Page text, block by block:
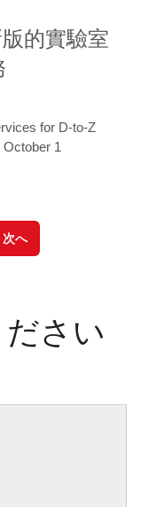
版的實驗室
for D-to-Z
1
次へ
さい